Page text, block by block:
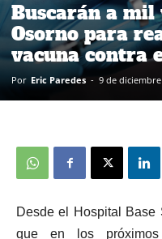
Buscarán a
Osorno para
vacuna contra
Por Eric Paredes - 9 de
Desde el Hospital Base
que en los